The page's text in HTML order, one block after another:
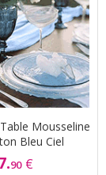
Mousseline
Bleu Ciel
90 €